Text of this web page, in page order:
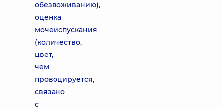
обезвоживанию),
оценка
мочеиспускания
(количество,
цвет,
чем
провоцируется,
связано
с